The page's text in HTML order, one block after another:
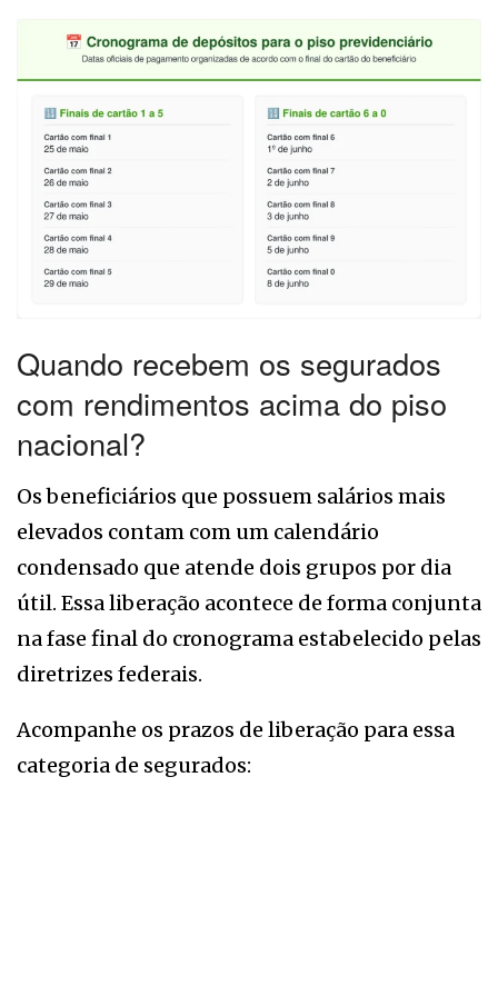
Quando recebem os segurados
com rendimentos acima do piso
nacional?
Os beneficiários que possuem salários mais
elevados contam com um calendário
condensado que atende dois grupos por dia
útil. Essa liberação acontece de forma conjunta
na fase final do cronograma estabelecido pelas
diretrizes federais.
Acompanhe os prazos de liberação para essa
categoria de segurados: